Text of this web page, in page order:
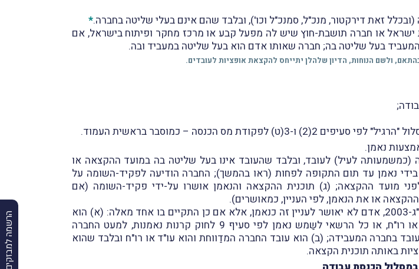
הרשמה למבזקים
*
או חברה תושבת-חוץ שיש לה מפעל קבע או מרכז מחקר ופיתוח בישראל, אם
בעל שליטה בה; חברה שאותו אדם הוא בעל שליטה במעביד ובה.
מס הכנסה – כמוסבר בראשית העמוד.
נאמן.
לעיל) לעובד, ובלבד שהעובד אינו בעל שליטה בה במועד ההקצאה או
נאמן עד תום התקופה לפחות (ראו בהמשך); החברה הודיעה לפקיד-השומה על
לאישור התוכנית, שהוגשה 30 ימים לפחות לפני מועד ההקצאה; (ג) תוכנית ההקצאה והנאמן אושרו על-ידי פקיד-השומה (אם
יצוין, כי על-פי כללי מס הכנסה (הקלות מס בהקצאת מניות לעובדים), תשס"ג-2003, אדם לא יאושר לעניין זה כנאמן, אלא אם כן התקיים בו אחד מאלה: (א) הוא
עו"ד או רו"ח או חברה בערבות בלתי-מוגבלת שכל בעלי מניותיה הם ע"ד או רו"ח, או כל הרשאי לשַמש נאמן לפי סעיף 9 לחוק קרנות נאמנות, למעט החברה
בחברה המעבידה; (ב) הוא עובד החברה המדַווחת והוא עו"ד או רו"ח ובלבד שהוא
באותה תוכנית הקצאה.